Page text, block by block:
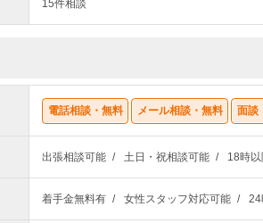
15件相談
電話相談・無料 メール相談・無料 面談
出張相談可能 土日・祝相談可能 18時
着手金無料有 女性スタッフ対応可能 24